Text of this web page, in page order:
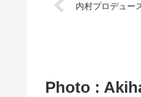
内村プロデュー
Photo :